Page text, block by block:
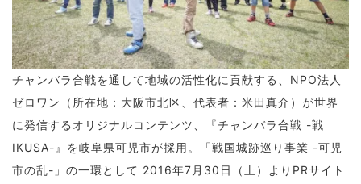
チャンバラ合戦を通して地域の活性化に貢献する、NPO法人
ゼロワン（所在地：大阪市北区、代表者：米田真介）が世界
に発信するオリジナルコンテンツ、『チャンバラ合戦 -戦
IKUSA-』を岐阜県可児市が採用。「戦国城跡巡り事業 -可児
市の乱-」の一環として 2016年7月30日（土）よりPRサイト